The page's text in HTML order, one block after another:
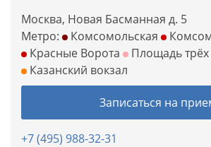
Москва, Новая Басманная д. 5
Метро:
Комсомольская
Красные Ворота
Площадь трёх
Казанский вокзал
Записаться на
+7 (495) 988-32-31